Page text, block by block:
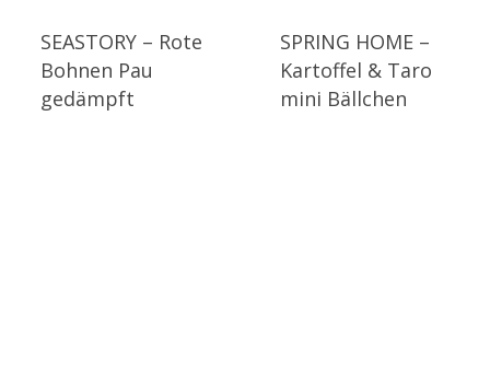
SEASTORY – Rote
Bohnen Pau
gedämpft
SPRING HOME –
Kartoffel & Taro
mini Bällchen